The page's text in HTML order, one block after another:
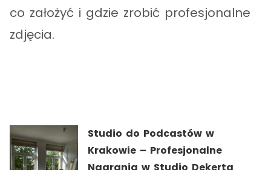
co założyć i gdzie zrobić profesjonalne
zdjęcia.
Studio do Podcastów w
Krakowie – Profesjonalne
Nagrania w Studio Dekerta